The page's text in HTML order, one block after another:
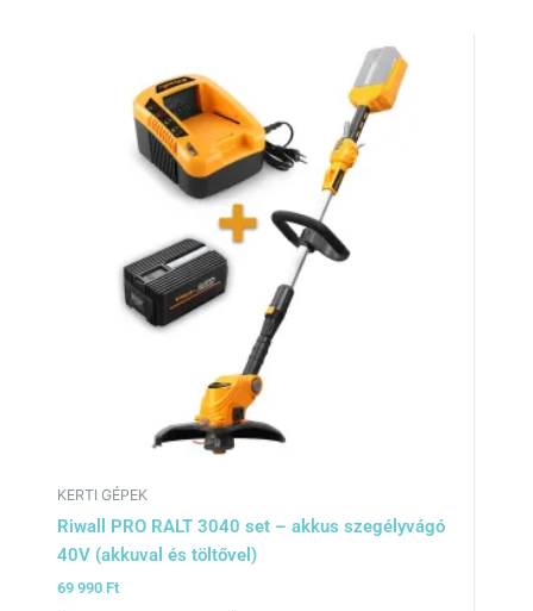
KERTI GÉPEK
Riwall PRO RALT 3040 set – akkus szegélyvágó
40V (akkuval és töltővel)
69 990 Ft